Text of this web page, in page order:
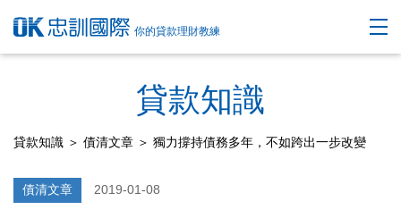
你的貸款理財教練
貸款知識
貸款知識 ＞ 債清文章 ＞ 獨力撐持債務多年，不如跨出一步改變
債清文章 2019-01-08